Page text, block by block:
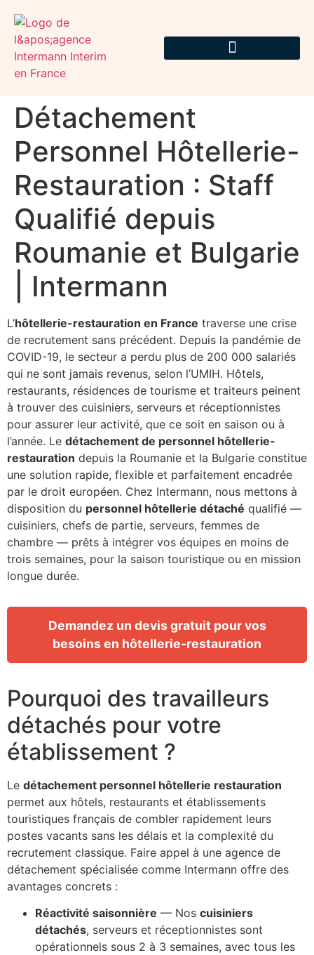
Détachement
Personnel Hôtellerie-
Restauration : Staff
Qualifié depuis
Roumanie et Bulgarie
| Intermann
L’hôtellerie-restauration en France traverse une crise
de recrutement sans précédent. Depuis la pandémie de
COVID-19, le secteur a perdu plus de 200 000 salariés
qui ne sont jamais revenus, selon l’UMIH. Hôtels,
restaurants, résidences de tourisme et traiteurs peinent
à trouver des cuisiniers, serveurs et réceptionnistes
pour assurer leur activité, que ce soit en saison ou à
l’année. Le détachement de personnel hôtellerie-
restauration depuis la Roumanie et la Bulgarie constitue
une solution rapide, flexible et parfaitement encadrée
par le droit européen. Chez Intermann, nous mettons à
disposition du personnel hôtellerie détaché qualifié —
cuisiniers, chefs de partie, serveurs, femmes de
chambre — prêts à intégrer vos équipes en moins de
trois semaines, pour la saison touristique ou en mission
longue durée.
Demandez un devis gratuit pour vos
besoins en hôtellerie-restauration
Pourquoi des travailleurs
détachés pour votre
établissement ?
Le détachement personnel hôtellerie restauration
permet aux hôtels, restaurants et établissements
touristiques français de combler rapidement leurs
postes vacants sans les délais et la complexité du
recrutement classique. Faire appel à une agence de
détachement spécialisée comme Intermann offre des
avantages concrets :
Réactivité saisonnière — Nos cuisiniers
détachés, serveurs et réceptionnistes sont
opérationnels sous 2 à 3 semaines, avec tous les